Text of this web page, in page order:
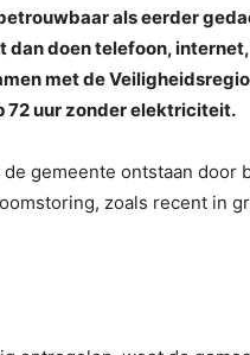
als eerder
dan doen telefoon,
met de
72 uur zonder elektriciteit.
gemeente ontstaan door
zoals recent in